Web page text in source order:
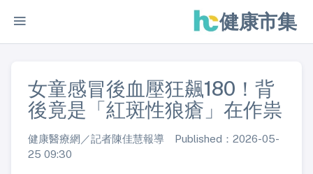
健康市集
女童感冒後血壓狂飆180！背
後竟是「紅斑性狼瘡」在作祟
健康醫療網／記者陳佳慧報導 Published：2026-05-
25 09:30